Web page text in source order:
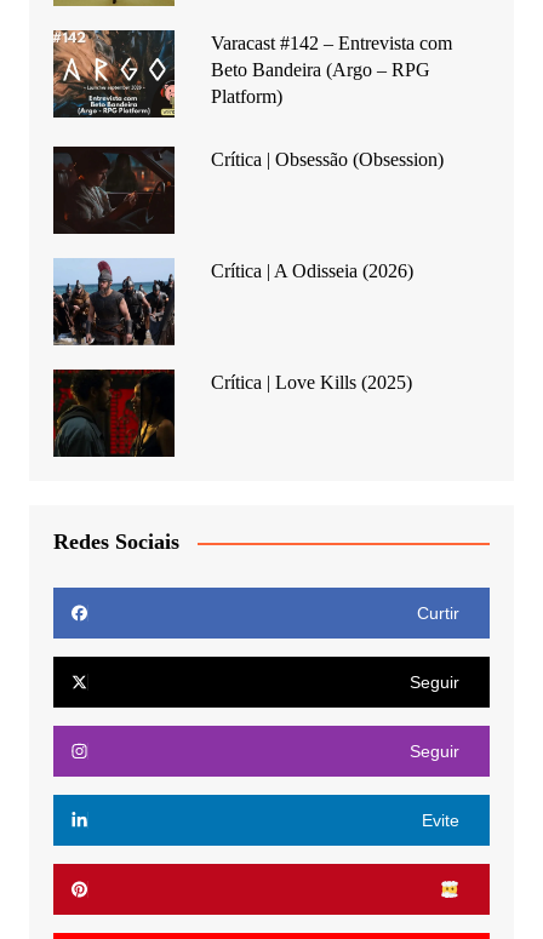
Varacast #142 – Entrevista com
Beto Bandeira (Argo – RPG
Platform)
Crítica | Obsessão (Obsession)
Crítica | A Odisseia (2026)
Crítica | Love Kills (2025)
Redes Sociais
Curtir
Seguir
Seguir
Evite